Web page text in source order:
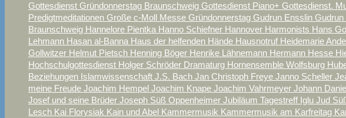
Gottesdienst Gründonnerstag Braunschweig Gottesdienst Piano+ Gottesdienst.
Predigtmeditationen Große c-Moll Messe Gründonnerstag Gudrun Ensslin
Braunschweig Hannelore Pientka Hanno Schiefner Hannover Harmonists Hans
Lehmann Hasan al-Banna Haus der helfenden Hände Hausnotruf Heidemarie
Gollwitzer Helmut Pietsch Henning Böger Henrike Lähnemann Hermann Hesse
Hochschulgottesdienst Holger Schröder Dramaturg Hornensemble Wolfsburg
Beziehungen Islamwissenschaft J.S. Bach Jan Christoph Freye Janno Scheller
meine Freude Joachim Hempel Joachim Knape Joachim Vahrmeyer Johann
Josef und seine Brüder Joseph Süß Oppenheimer Jubiläum Tagestreff Iglu Jud
Lesch Kai Florysiak Kain und Abel Kammermusik Kammermusik am Karfreitag